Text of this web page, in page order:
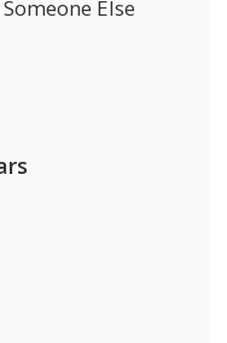
Else